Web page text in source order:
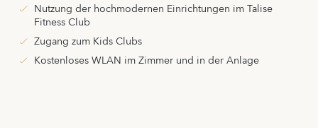
Nutzung der hochmodernen Einrichtungen im Talise
Fitness Club
Zugang zum Kids Clubs
Kostenloses WLAN im Zimmer und in der Anlage